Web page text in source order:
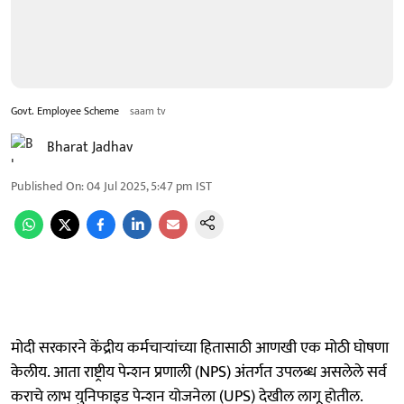
Govt. Employee Scheme saam tv
Bharat Jadhav
Published On:04 Jul 2025, 5:47 pm IST
मोदी सरकारने केंद्रीय कर्मचाऱ्यांच्या हितासाठी आणखी एक मोठी घोषणा
केलीय. आता राष्ट्रीय पेन्शन प्रणाली (NPS) अंतर्गत उपलब्ध असलेले सर्व
कराचे लाभ युनिफाइड पेन्शन योजनेला (UPS) देखील लागू होतील.